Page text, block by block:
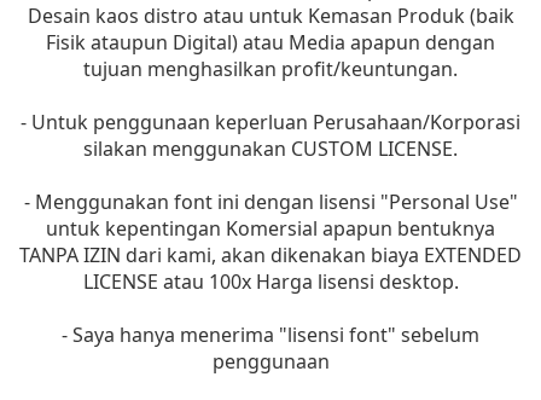
Desain kaos distro atau untuk Kemasan Produk (baik
Fisik ataupun Digital) atau Media apapun dengan
tujuan menghasilkan profit/keuntungan.
- Untuk penggunaan keperluan Perusahaan/Korporasi
silakan menggunakan CUSTOM LICENSE.
- Menggunakan font ini dengan lisensi "Personal Use"
untuk kepentingan Komersial apapun bentuknya
TANPA IZIN dari kami, akan dikenakan biaya EXTENDED
LICENSE atau 100x Harga lisensi desktop.
- Saya hanya menerima "lisensi font" sebelum
penggunaan